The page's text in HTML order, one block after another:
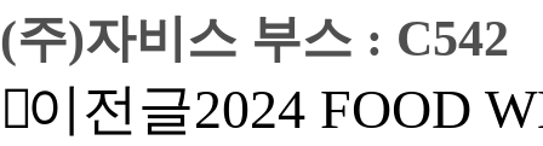
(주)자비스 부스 : C542
이전글2024 FOOD